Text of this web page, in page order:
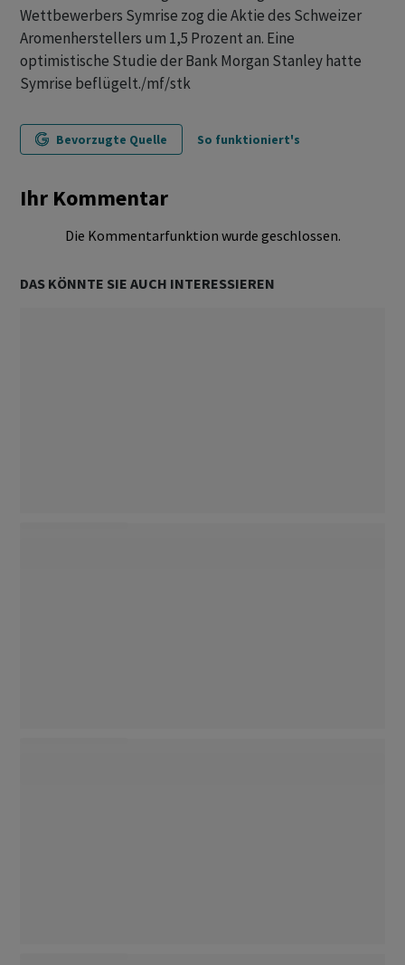
Wettbewerbers Symrise zog die Aktie des Schweizer
Aromenherstellers um 1,5 Prozent an. Eine
optimistische Studie der Bank Morgan Stanley hatte
Symrise beflügelt./mf/stk
Bevorzugte Quelle So funktioniert's
Ihr Kommentar
Die Kommentarfunktion wurde geschlossen.
DAS KÖNNTE SIE AUCH INTERESSIEREN